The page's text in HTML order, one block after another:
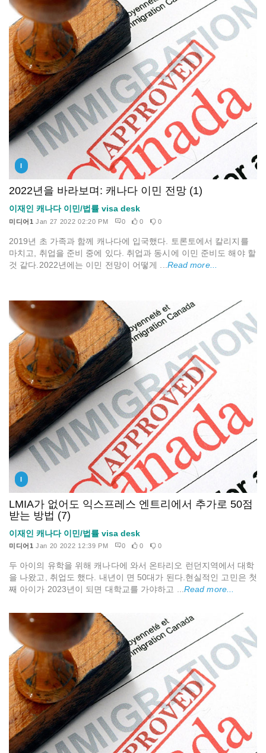
2022년을 바라보며: 캐나다 이민 전망 (1)
이재인 캐나다 이민/법률 visa desk
미디어1 Jan 27 2022 02:20 PM 0 0 0
2019년 초 가족과 함께 캐나다에 입국했다. 토론토에서 칼리지를
마치고, 취업을 준비 중에 있다. 취업과 동시에 이민 준비도 해야 할
것 같다.2022년에는 이민 전망이 어떻게 ... Read more...
I
LMIA가 없어도 익스프레스 엔트리에서 추가로 50점
받는 방법 (7)
이재인 캐나다 이민/법률 visa desk
미디어1 Jan 20 2022 12:39 PM 0 0 0
두 아이의 유학을 위해 캐나다에 와서 온타리오 런던지역에서 대학
을 나왔고, 취업도 했다. 내년이 면 50대가 된다.현실적인 고민은 첫
째 아이가 2023년이 되면 대학교를 가야하고 ...Read more...